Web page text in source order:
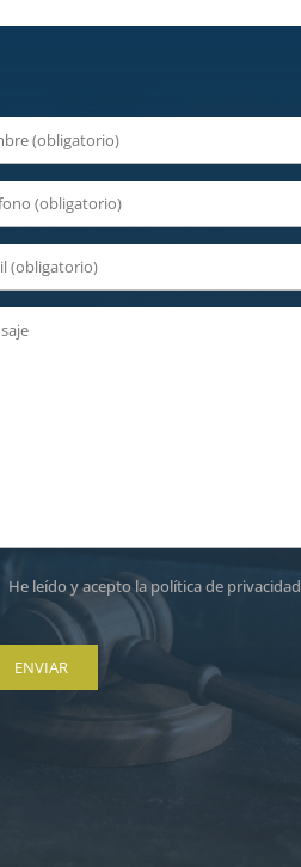
He leído y acepto lapolítica de privacidad